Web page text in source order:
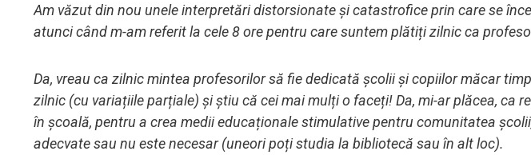
Am văzut din nou unele interpretări distorsionate și catastrofice prin care se
atunci când m-am referit la cele 8 ore pentru care suntem plătiți zilnic ca
Da, vreau ca zilnic mintea profesorilor să fie dedicată școlii și copiilor măcar
zilnic (cu variațiile parțiale) și știu că cei mai mulți o faceți! Da, mi-ar plăcea, ca
în școală, pentru a crea medii educaționale stimulative pentru comunitatea
adecvate sau nu este necesar (uneori poți studia la bibliotecă sau în alt loc).